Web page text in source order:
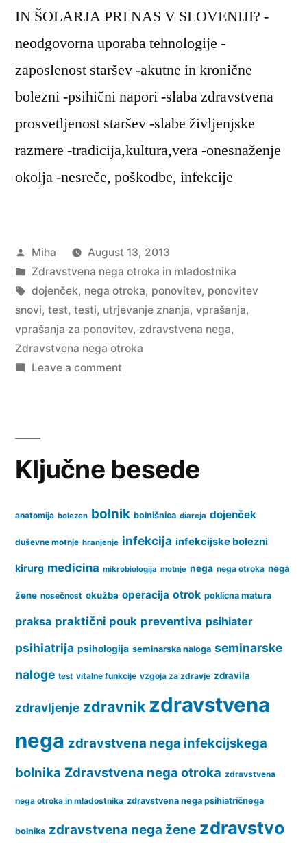
IN ŠOLARJA PRI NAS V SLOVENIJI? -
neodgovorna uporaba tehnologije -
zaposlenost staršev -akutne in kronične
bolezni -psihični napori -slaba zdravstvena
prosvetljenost staršev -slabe življenjske
razmere -tradicija,kultura,vera -onesnaženje
okolja -nesreče, poškodbe, infekcije
Posted
by
Miha
August 13, 2013
Posted
in
Zdravstvena nega otroka in mladostnika
Tags:
dojenček, nega otroka, ponovitev, ponovitev
snovi, test, testi, utrjevanje znanja, vprašanja,
vprašanja za ponovitev, zdravstvena nega,
Zdravstvena nega otroka
Leave a commenton
za
ponovitev
Ključne besede
anatomija bolezen bolnik bolnišnica diareja dojenček
duševne motnje hranjenje infekcija infekcijske bolezni
kirurg medicina mikrobiologija motnje nega nega otroka nega
žene nosečnost okužba operacija otrok poklicna matura
praksa praktični pouk preventiva psihiater
psihiatrija psihologija seminarska naloga seminarske
naloge test vitalne funkcije vzgoja za zdravje zdravila
zdravljenje zdravnik zdravstvena
nega zdravstvena nega infekcijskega
bolnika Zdravstvena nega otroka zdravstvena
nega otroka in mladostnika zdravstvena nega psihiatričnega
bolnika zdravstvena nega žene zdravstvo